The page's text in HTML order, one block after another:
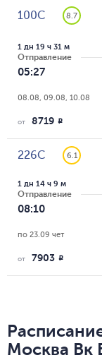
100С 8.7
Отправление
05:27
1 дн 19 ч 31 м
08.08, 09.08, 10.08
от 8719 R
226С 6.1
Отправление
08:10
1 дн 14 ч 9 м
по 23.09 чет
от 7903 R
Москва Вк